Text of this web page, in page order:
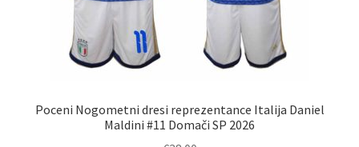
Poceni Nogometni dresi reprezentance Italija Daniel
Maldini #11 Domači SP 2026